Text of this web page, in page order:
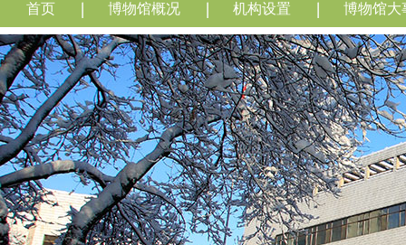
首页 博物馆概况 机构设置 博物馆大